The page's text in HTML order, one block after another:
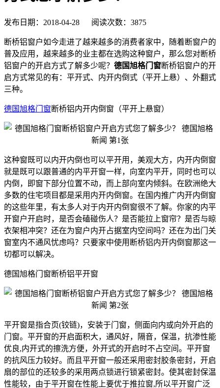
发布日期：2018-04-28 阅读次数：3875
断桥铝窗户如今走进了越来越多的消费者家中，随着断窗户的
普及应用，越来越多的业主都在选购这种窗户，那么您对断桥
铝窗户的开启方式了解多少呢？ 德国旭格门窗断桥铝窗户的开
启方式常见的有：平开式、内开内倒式（平开上悬）、外翻式
三种。
德国旭格门窗断桥铝内开内倒窗（平开上悬窗）
这种窗既可以内开内倒也可以平开用，美观大方，内开内倒窗
就是既可以跟普通的内平开窗一样，向室内平开，同时也可以
内倒，即窗下部分位置不动，而上部向室内倾斜。在欧洲绝大
多数的住宅项目都是采用内开内倒窗。在国内推广内开内倒窗
的这些年里，有太多人对于内开内倒窗很不了解。你家的内平
开窗户开启时，是否会磕碰伤人？是否能拉上窗帘？是否与晾
衣架相冲突？还在为窗户内开占据室内空间吗？还在为出门关
窗室内不通风忧虑吗？只要家中使用断桥铝内开内倒窗那这一
切都可以解决。
德国旭格门窗断桥铝平开窗
平开窗是指合页(铰链)，安装于门窗，侧面向内或向外开启的
门窗。平开窗的开启面积大，通风好，隔音，保温，抗渗性能
优良,内开式的擦洗方便，外开式的开启时不占空间。平开窗
的抗风压力较好。而且平开窗一般还采用密封胶条密封，开启
扇的部位的还较多的采用两点锁进行锁紧密封。使其密封保温
性能较，由于平开窗在性能上要优于推拉窗,所以平开窗广泛